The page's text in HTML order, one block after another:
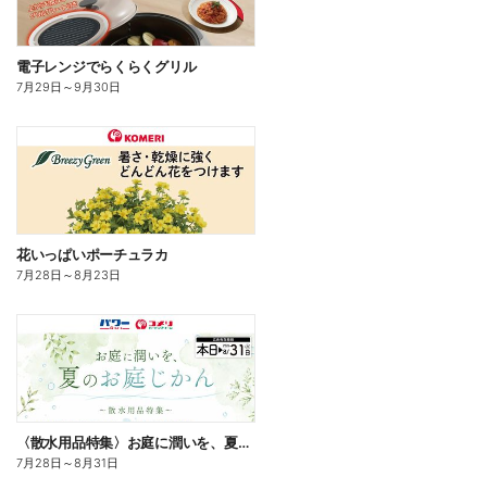
電子レンジでらくらくグリル
7月29日 ～9月30日
花いっぱいポーチュラカ
7月28日 ～8月23日
〈散水用品特集〉お庭に潤いを、夏のお庭じかん
7月28日 ～8月31日